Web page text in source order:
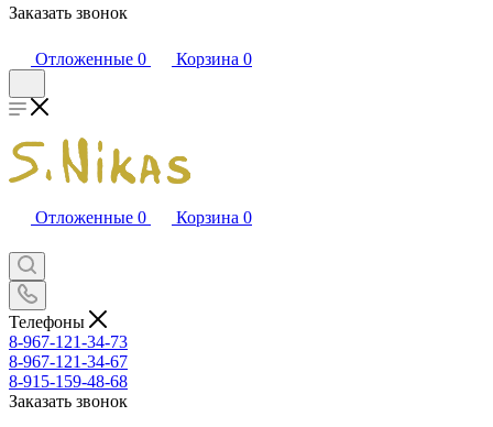
Заказать звонок
Отложенные 0 Корзина 0
Отложенные 0 Корзина 0
Телефоны
8-967-121-34-73
8-967-121-34-67
8-915-159-48-68
Заказать звонок